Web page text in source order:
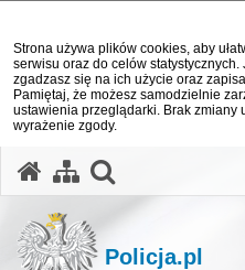
Strona używa plików cookies, aby
serwisu oraz do celów
zgadzasz się na ich użycie oraz
Pamiętaj, że możesz samodzielnie
ustawienia przeglądarki. Brak zmiany
wyrażenie zgody.
Policja.pl